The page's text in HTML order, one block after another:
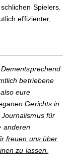
Spielers.
effizienter,
betriebene
eure
Gerichts in
für
anderen
freuen uns über
zu lassen.